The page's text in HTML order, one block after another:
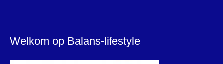
Welkom op Balans-lifestyle